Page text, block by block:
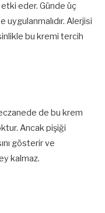
eder. Günde üç
uygulanmalıdır. Alerjisi
bu kremi tercih
de bu krem
Ancak pişiği
gösterir ve
kalmaz.